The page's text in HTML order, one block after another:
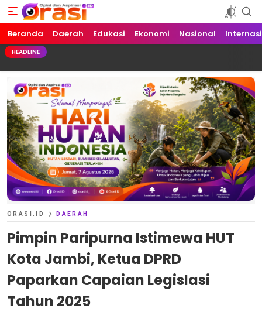
Orasi.ID
Opini dan Aspirasi!
Beranda Daerah Edukasi Ekonomi Nasional
HEADLINE
ORASI.ID DAERAH
Pimpin Paripurna Istimewa HUT
Kota Jambi, Ketua DPRD
Paparkan Capaian Legislasi
Tahun 2025